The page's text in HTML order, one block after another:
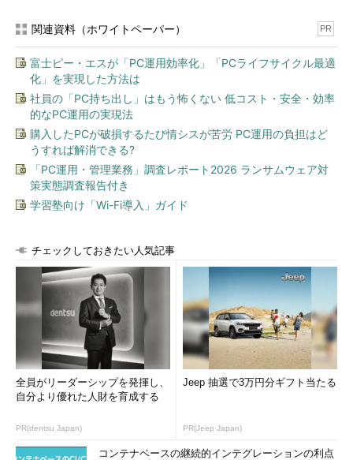
関連資料（ホワイトペーパー） PR
富士ピー・エスが「PC運用効率化」「PCライフサイクル最適
化」を実現した方法は
社員の「PC持ち出し」はもう怖くない 低コスト・安全・効率
的なPC運用の実現法
購入したPCが破損するたび情シスが苦労 PC運用の負担はど
うすれば解消できる?
「PC運用・管理業務」調査レポート2026 ランサムウェア対
策実態調査報告付き
学習塾向け「Wi-Fi導入」ガイド
チェックしておきたい人気記事
全員がリーダーシップを発揮し、
自分より優れた人財を育成する
PR(dentsu Japan)
Jeep 抽選で3万円分ギフト当たる
PR(Jeep Japan)
コンテナベースの継続的インテグレーションの利点